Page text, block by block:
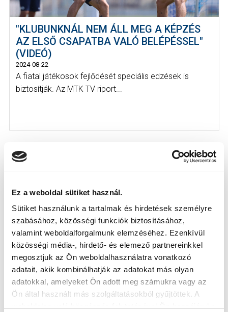
Ez a weboldal sütiket használ.
Sütiket használunk a tartalmak és hirdetések személyre
szabásához, közösségi funkciók biztosításához,
valamint weboldalforgalmunk elemzéséhez. Ezenkívül
közösségi média-, hirdető- és elemező partnereinkkel
megosztjuk az Ön weboldalhasználatra vonatkozó
adatait, akik kombinálhatják az adatokat más olyan
adatokkal, amelyeket Ön adott meg számukra vagy az
Ön által használt más szolgáltatásokból gyűjtöttek. A
"KLUBUNKNÁL NEM ÁLL MEG A KÉPZÉS
AZ ELSŐ CSAPATBA VALÓ BELÉPÉSSEL"
(VIDEÓ)
2024-08-22
A fiatal játékosok fejlődését speciális edzések is
biztosítják. Az MTK TV riport...
MTK BUDAPEST II
VS
SZEKSZÁRDI UFC